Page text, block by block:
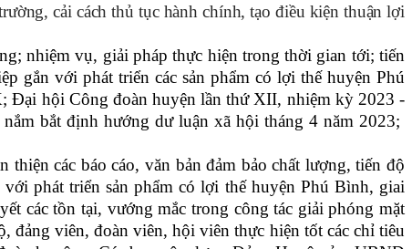
cải cách thủ tục hành chính, tạo điều kiện thuận lợi
nhiệm vụ, giải pháp thực hiện trong thời gian tới; tiến
gắn với phát triển các sản phẩm có lợi thế huyện Phú
Đại hội Công đoàn huyện lần thứ XII, nhiệm kỳ 2023 -
bắt định hướng dư luận xã hội tháng 4 năm 2023;
các báo cáo, văn bản đảm bảo chất lượng, tiến độ
phát triển sản phẩm có lợi thế huyện Phú Bình, giai
các tồn tại, vướng mắc trong công tác giải phóng mặt
đảng viên, đoàn viên, hội viên thực hiện tốt các chỉ tiêu